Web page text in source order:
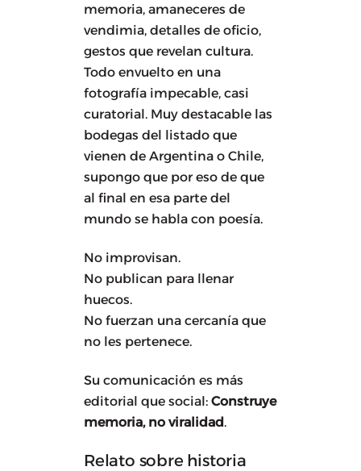
memoria, amaneceres de
vendimia, detalles de oficio,
gestos que revelan cultura.
Todo envuelto en una
fotografía impecable, casi
curatorial. Muy destacable las
bodegas del listado que
vienen de Argentina o Chile,
supongo que por eso de que
al final en esa parte del
mundo se habla con poesía.
No improvisan.
No publican para llenar
huecos.
No fuerzan una cercanía que
no les pertenece.
Su comunicación es más
editorial que social: Construye
memoria, no viralidad.
Relato sobre historia